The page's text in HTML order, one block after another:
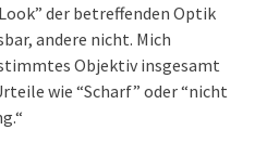
der betreffenden Optik
andere nicht. Mich
Objektiv insgesamt
wie “Scharf” oder “nicht